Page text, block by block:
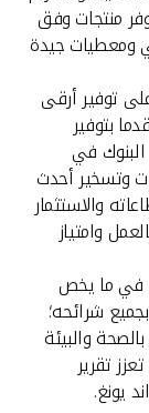
منتجات وفق
ومعطيات جيدة
توفير أرقى
بتوفير
البنوك في
وتسخير أحدث
والاستثمار
وامتياز
في ما يخص
شرائحه؛
والبيئة
تقرير
يونغ.